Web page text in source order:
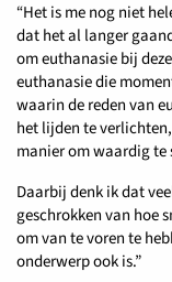
“Het is me nog niet
dat het al langer
om euthanasie bij
euthanasie die
waarin de reden van
het lijden te
manier om waardig te
Daarbij denk ik dat
geschrokken van hoe
om van te voren te
onderwerp ook is.”